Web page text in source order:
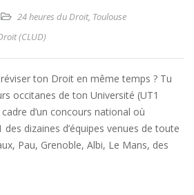
24 heures du Droit, Toulouse
(CLUD)
ton Droit en même temps ? Tu
occitanes de ton Université (UT1
d’un concours national où
des dizaines d’équipes venues de toute
Pau, Grenoble, Albi, Le Mans, des